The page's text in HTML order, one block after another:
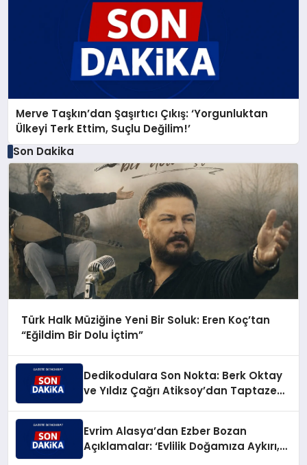
Merve Taşkın’dan Şaşırtıcı Çıkış: ‘Yorgunluktan
Ülkeyi Terk Ettim, Suçlu Değilim!’
Son Dakika
Türk Halk Müziğine Yeni Bir Soluk: Eren Koç’tan
“Eğildim Bir Dolu İçtim”
Dedikodulara Son Nokta: Berk Oktay
ve Yıldız Çağrı Atiksoy’dan Taptaze
Evrim Alasya’dan Ezber Bozan
Açıklamalar: ‘Evlilik Doğamıza Aykırı,